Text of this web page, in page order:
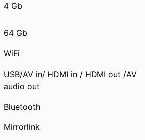
4 Gb
64 Gb
WiFi
USB/AV in/ HDMI in / HDMI out /AV
audio out
Bluetooth
Mirrorlink